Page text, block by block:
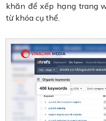
khăn để xếp hạng trang
từ khóa cụ thể.